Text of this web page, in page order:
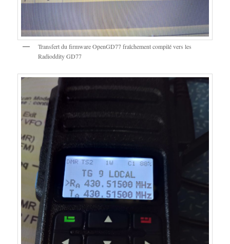
Transfert du firmware OpenGD77 fraîchement compilé vers les
Radioddity GD77